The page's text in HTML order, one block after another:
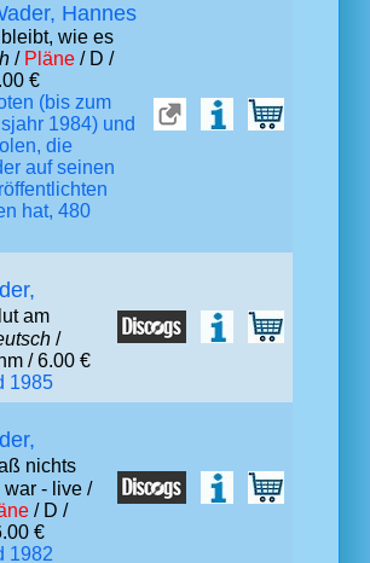
Hannes
wie es
/ Pläne / D /
€
(bis zum
1984) und
die
auf seinen
hat, 480
am
/
/ 6.00 €
1985
nichts
- live /
/ D /
€
1982